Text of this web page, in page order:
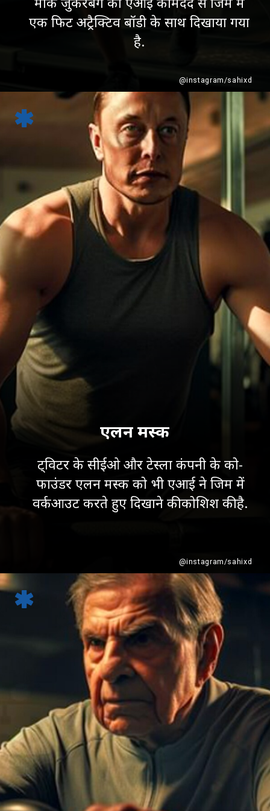
एक फिट अट्रैक्टिव बॉडी के साथ दिखाया गया
है.
@instagram/sahixd
ट्विटर के सीईओ और टेस्ला कंपनी के को-
फाउंडर एलन मस्क को भी एआई ने जिम में
वर्कआउट करते हुए दिखाने की कोशिश की है.
एलन मस्क
@instagram/sahixd